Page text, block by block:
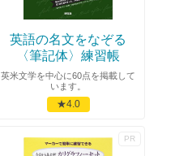
英語の名文をなぞる
〈筆記体〉練習帳
英米文学を中心に60点を掲載して
います。
★4.0